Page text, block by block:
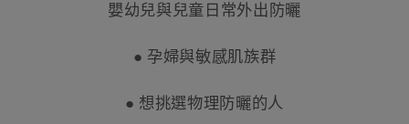
嬰幼兒與兒童日常外出防曬
● 孕婦與敏感肌族群
● 想挑選物理防曬的人